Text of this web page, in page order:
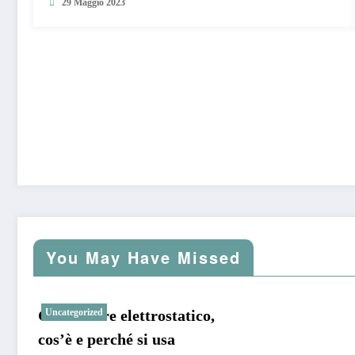
You May Have Missed
Uncategorized
Generatore elettrostatico,
cos’è e perché si usa